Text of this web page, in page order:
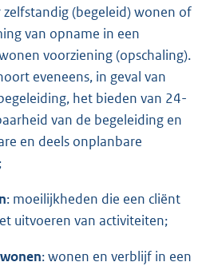
(begeleid) wonen of
van opname in een
voorziening (opschaling).
eveneens, in geval van
het bieden van 24-
van de begeleiding en
en deels onplanbare
: moeilijkheden die een cliënt
uitvoeren van activiteiten;
: wonen en verblijf in een